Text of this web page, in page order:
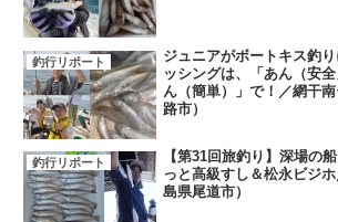
釣行リポート
ジュニアがボートキス釣
ッシングは、「あん（安
ん（簡単）」で！／網干
路市）
釣行リポート
【第31回旅釣り】深場の
っと高級すし＆松永ビジ
島県尾道市）